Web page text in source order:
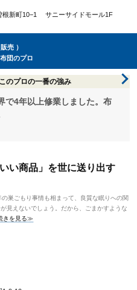
根新町10−1 サニーサイドモール1F
売 ）
団のプロ
このプロの一番の強み
で4年以上修業しました。布
い商品」を世に送り出す
巣ごもり事情も相まって、良質な眠りへの関
見えないでしょう。だから、ごまかすような
きを見る≫